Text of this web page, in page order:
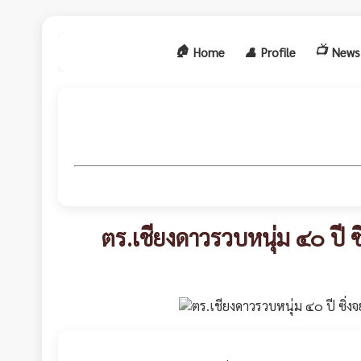
🏠 Home 👤 Profile 📺
ตร.เชียงดาวรวบหนุ่ม ๔๐ ปี